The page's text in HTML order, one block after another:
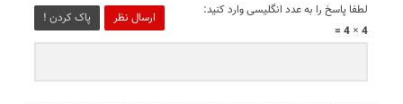
ارسال نظر پاک کردن !
لطفا پاسخ را به عدد انگلیسی وارد کنید:
4 × 4 =